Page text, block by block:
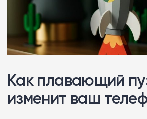
Как плавающий
изменит ваш